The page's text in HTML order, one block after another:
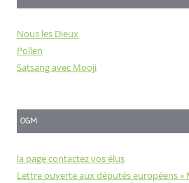
Nous les Dieux
Pollen
Satsang avec Mooji
OGM
la page contactez vos élus
Lettre ouverte aux députés européens «